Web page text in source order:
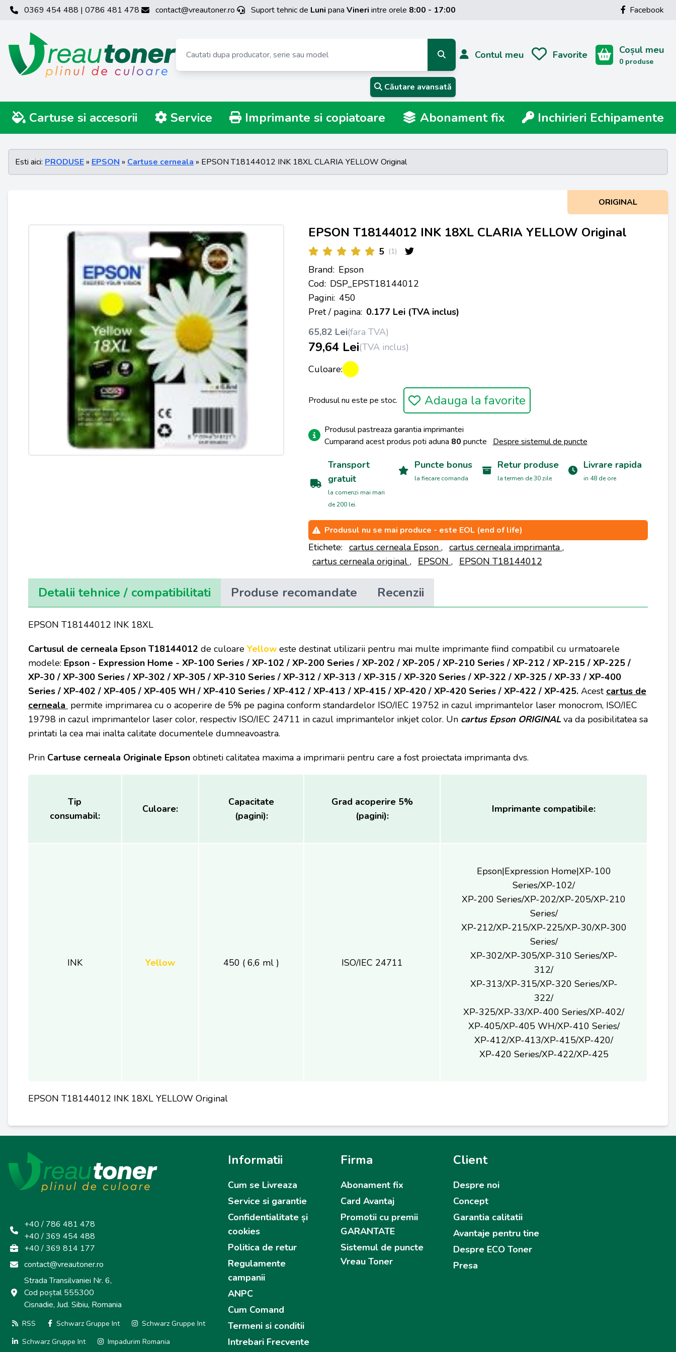
0369 454 488 | 0786 481 478 contact@vreautoner.ro Suport tehnic de Luni pana Vineri intre orele 8:00 - 17:00 Facebook
Căutare avansată
Contul meu Favorite Coșul meu
0 produse
Cartuse si accesorii Service Imprimante si copiatoare Abonament fix Inchirieri Echipamente
Esti aici: PRODUSE » EPSON » Cartuse cerneala » EPSON T18144012 INK 18XL CLARIA YELLOW Original
ORIGINAL
EPSON T18144012 INK 18XL CLARIA YELLOW Original
5 (1)
Brand: Epson
Cod: DSP_EPST18144012
Pagini: 450
Pret / pagina: 0.177 Lei (TVA inclus)
65,82 Lei(fara TVA)
79,64 Lei(TVA inclus)
Culoare:
Produsul nu este pe stoc. Adauga la favorite
Produsul pastreaza garantia imprimantei
Cumparand acest produs poti aduna 80 puncte Despre sistemul de puncte
Transport
gratuit
la comenzi mai mari
de 200 lei.
Puncte bonus
la fiecare comanda
Retur produse
la termen de 30 zile
Livrare rapida
in 48 de ore
Produsul nu se mai produce - este EOL (end of life)
Etichete: cartus cerneala Epson , cartus cerneala imprimanta ,
cartus cerneala original , EPSON , EPSON T18144012
Detalii tehnice / compatibilitati Produse recomandate Recenzii
EPSON T18144012 INK 18XL
Cartusul de cerneala Epson T18144012 de culoare Yellow este destinat utilizarii pentru mai multe imprimante fiind compatibil cu urmatoarele
modele: Epson - Expression Home - XP-100 Series / XP-102 / XP-200 Series / XP-202 / XP-205 / XP-210 Series / XP-212 / XP-215 / XP-225 /
XP-30 / XP-300 Series / XP-302 / XP-305 / XP-310 Series / XP-312 / XP-313 / XP-315 / XP-320 Series / XP-322 / XP-325 / XP-33 / XP-400
Series / XP-402 / XP-405 / XP-405 WH / XP-410 Series / XP-412 / XP-413 / XP-415 / XP-420 / XP-420 Series / XP-422 / XP-425. Acest cartus de
cerneala permite imprimarea cu o acoperire de 5% pe pagina conform standardelor ISO/IEC 19752 in cazul imprimantelor laser monocrom, ISO/IEC
19798 in cazul imprimantelor laser color, respectiv ISO/IEC 24711 in cazul imprimantelor inkjet color. Un cartus Epson ORIGINALva da posibilitatea sa
printati la cea mai inalta calitate documentele dumneavoastra.
Prin Cartuse cerneala Originale Epson obtineti calitatea maxima a imprimarii pentru care a fost proiectata imprimanta dvs.
Tip
consumabil:
Culoare:
Capacitate
(pagini):
Grad acoperire 5%
(pagini):
Imprimante compatibile:
INK Yellow 450 ( 6,6 ml ) ISO/IEC 24711
Epson|Expression Home|XP-100
Series/XP-102/
XP-200 Series/XP-202/XP-205/XP-210
Series/
XP-212/XP-215/XP-225/XP-30/XP-300
Series/
XP-302/XP-305/XP-310 Series/XP-
312/
XP-313/XP-315/XP-320 Series/XP-
322/
XP-325/XP-33/XP-400 Series/XP-402/
XP-405/XP-405 WH/XP-410 Series/
XP-412/XP-413/XP-415/XP-420/
XP-420 Series/XP-422/XP-425
EPSON T18144012 INK 18XL YELLOW Original
+40 / 786 481 478
+40 / 369 454 488
+40 / 369 814 177
contact@vreautoner.ro
Strada Transilvaniei Nr. 6,
Cod poștal 555300
Cisnadie, Jud. Sibiu, Romania
RSS Schwarz Gruppe Int
Schwarz Gruppe Int
Schwarz Gruppe Int
Impadurim Romania
Informatii
Cum se Livreaza
Service si garantie
Confidentialitate și
cookies
Politica de retur
Regulamente
campanii
ANPC
Cum Comand
Termeni si conditii
Intrebari Frecvente
Firma
Abonament fix
Card Avantaj
Promotii cu premii
GARANTATE
Sistemul de puncte
Vreau Toner
Client
Despre noi
Concept
Garantia calitatii
Avantaje pentru tine
Despre ECO Toner
Presa